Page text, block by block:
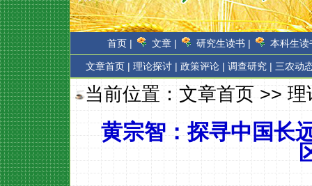
首页 | 文章 | 研究生读书 | 本科生读
文章首页 | 理论探讨 | 政策评论 | 调查研究 | 三农动
当前位置：文章首页>>理
黄宗智：探寻中国长